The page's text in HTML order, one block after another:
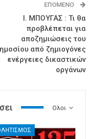
ΕΠΌΜΕΝΟ
Ι. ΜΠΟΥΓΑΣ : Τι θα
προβλέπεται για
αποζημιώσεις του
από ζημιογόνες
ενέργειες δικαστικών
οργάνων
Ολοι